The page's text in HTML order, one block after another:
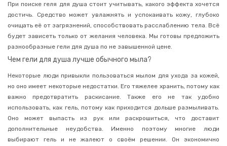
Средства
для
интимной
гигиены
Мочалки
Кремы
тела
Молочко
для
Средства
загара
При поиске геля для душа стоит учитывать, какого эффекта хочется
достичь. Средство может увлажнять и успокаивать кожу, глубоко
очищать её от загрязнений, способствовать расслаблению тела. Всё
будет зависеть только от желания человека. Мы готовы предложить
разнообразные гели для душа по не завышенной цене.
Чем гели для душа лучше обычного мыла?
Некоторые люди привыкли пользоваться мылом для ухода за кожей,
но оно имеет некоторые недостатки. Его тяжелее хранить, потому как
важно предотвратить раскисание. Также его не так удобно
использовать, как гель, потому как приходится дольше размыливать.
Оно может выпасть из рук или раскрошиться, что доставит
дополнительные неудобства.Именно поэтому многие люди
выбирают гель и не жалеют о своём решении. Он экономично